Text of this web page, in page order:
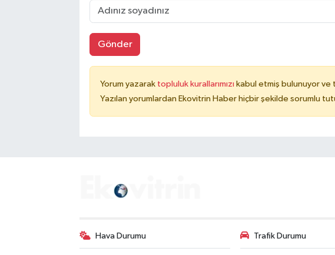
Gönder
Yorum yazarak topluluk kurallarımızı kabul etmiş bulunuyor ve
Yazılan yorumlardan Ekovitrin Haber hiçbir şekilde sorumlu
Hava Durumu Trafik Durumu